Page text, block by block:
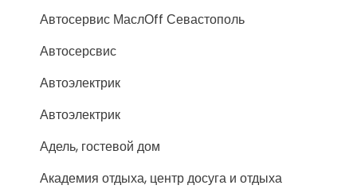
Автосервис МаслОff Севастополь
Автосерсвис
Автоэлектрик
Автоэлектрик
Адель, гостевой дом
Академия отдыха, центр досуга и отдыха